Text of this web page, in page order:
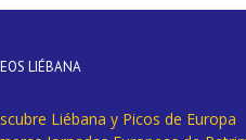
LIÉBANA
Liébana y Picos de Europa